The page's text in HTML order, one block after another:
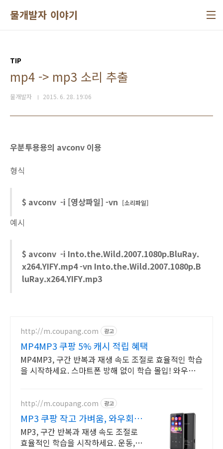
물개발자 이야기
TIP
mp4 -> mp3 소리 추출
물개발자 2015. 6. 28. 19:06
우분투용용의 avconv 이용
형식
$ avconv -i [영상파일] -vn [소리파일]
예시
$ avconv -i Into.the.Wild.2007.1080p.BluRay.
x264.YIFY.mp4 -vn Into.the.Wild.2007.1080p.B
luRay.x264.YIFY.mp3
http://m.coupang.com 광고
MP4MP3 쿠팡 5% 캐시 적립 혜택
MP4MP3, 구간 반복과 재생 속도 조절로 효율적인 학습
을 시작하세요. 스마트폰 방해 없이 학습 몰입! 와우회
http://m.coupang.com 광고
MP3 쿠팡 작고 가벼움, 와우회원
혜택
MP3, 구간 반복과 재생 속도 조절로
효율적인 학습을 시작하세요. 운동,